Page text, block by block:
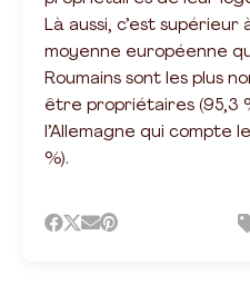
Là aussi, c’est supérieur
moyenne européenne
Roumains sont les plus
être propriétaires (95,3
l’Allemagne qui compte
%).